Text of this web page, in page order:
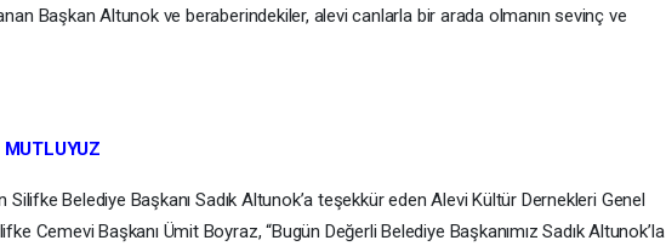
Başkan Altunok ve beraberindekiler, alevi canlarla bir arada olmanın sevinç ve
Belediye Başkanı Sadık Altunok’a teşekkür eden Alevi Kültür Dernekleri Genel
Cemevi Başkanı Ümit Boyraz, “Bugün Değerli Belediye Başkanımız Sadık Altunok’la